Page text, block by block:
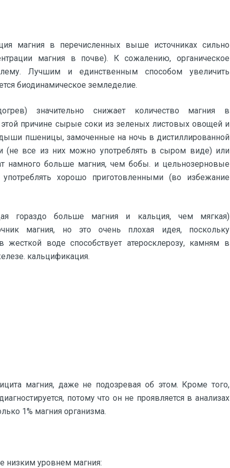
магния в перечисленных выше источниках сильно
магния в почве). К сожалению, органическое
Лучшим и единственным способом увеличить
биодинамическое земледелие.
значительно снижает количество магния в
причине сырые соки из зеленых листовых овощей и
пшеницы, замоченные на ночь в дистиллированной
(не все из них можно употреблять в сыром виде) или
намного больше магния, чем бобы. и цельнозерновые
хорошо приготовленными (во избежание
гораздо больше магния и кальция, чем мягкая)
магния, но это очень плохая идея, поскольку
жесткой воде способствует атеросклерозу, камням в
кальцификация.
магния, даже не подозревая об этом. Кроме того,
потому что он не проявляется в анализах
1% магния организма.
низким уровнем магния: